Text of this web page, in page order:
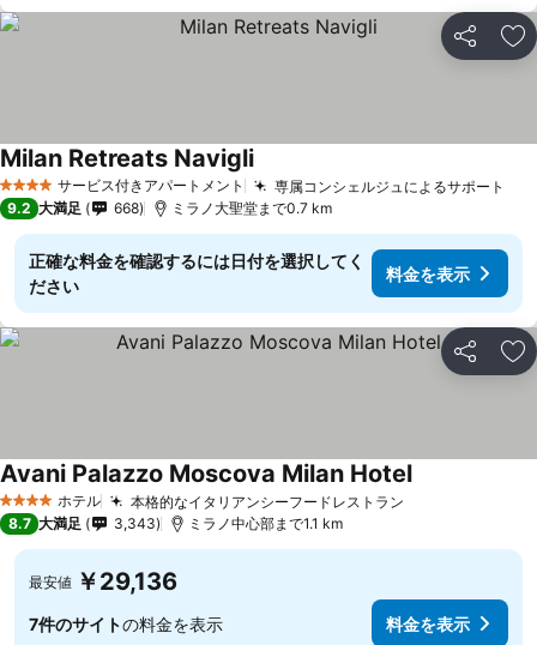
シェア お
4 ホテルのランクサービス付きアパートメント 専属コンシェルジュによるサポート
Milan Retreats Navigli
9.2 大満足 668 ミラノ大聖堂まで0.7 km
正確な料金を確認するには日付を選択してく
ださい
料金を表示
シェア お
4 ホテルのランク
ホテル 本格的なイタリアンシーフードレストラン
Avani Palazzo Moscova Milan Hotel
8.7 大満足 3,343 ミラノ中心部まで1.1 km
最安値 ￥29,136
7件のサイトの料金を表示 料金を表示